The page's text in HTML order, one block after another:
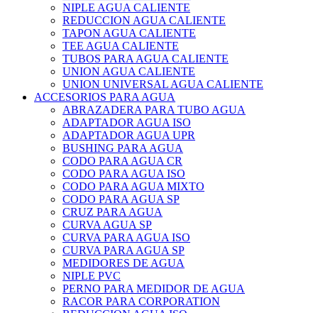
NIPLE AGUA CALIENTE
REDUCCION AGUA CALIENTE
TAPON AGUA CALIENTE
TEE AGUA CALIENTE
TUBOS PARA AGUA CALIENTE
UNION AGUA CALIENTE
UNION UNIVERSAL AGUA CALIENTE
ACCESORIOS PARA AGUA
ABRAZADERA PARA TUBO AGUA
ADAPTADOR AGUA ISO
ADAPTADOR AGUA UPR
BUSHING PARA AGUA
CODO PARA AGUA CR
CODO PARA AGUA ISO
CODO PARA AGUA MIXTO
CODO PARA AGUA SP
CRUZ PARA AGUA
CURVA AGUA SP
CURVA PARA AGUA ISO
CURVA PARA AGUA SP
MEDIDORES DE AGUA
NIPLE PVC
PERNO PARA MEDIDOR DE AGUA
RACOR PARA CORPORATION